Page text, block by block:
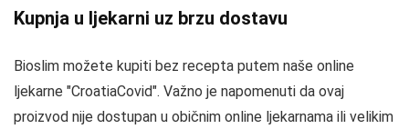
Kupnja u ljekarni uz brzu dostavu
Bioslim možete kupiti bez recepta putem naše online
ljekarne "CroatiaCovid". Važno je napomenuti da ovaj
proizvod nije dostupan u običnim online ljekarnama ili velikim